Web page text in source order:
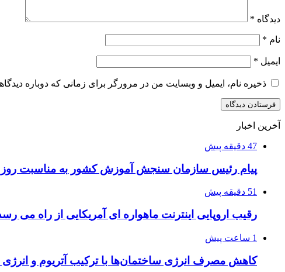
دیدگاه *
نام *
ایمیل *
ذخیره نام، ایمیل و وبسایت من در مرورگر برای زمانی که دوباره
آخرین اخبار
47 دقیقه پیش
پیام رئیس سازمان سنجش آموزش کشور به مناسبت روز
51 دقیقه پیش
رقیب اروپایی اینترنت ماهواره ای آمریکایی از راه می
1 ساعت پیش
کاهش مصرف انرژی ساختمان‌ها با ترکیب آتریوم و